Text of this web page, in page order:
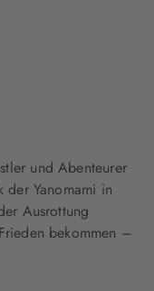
und Abenteurer
der Yanomami in
Ausrottung
bekommen –